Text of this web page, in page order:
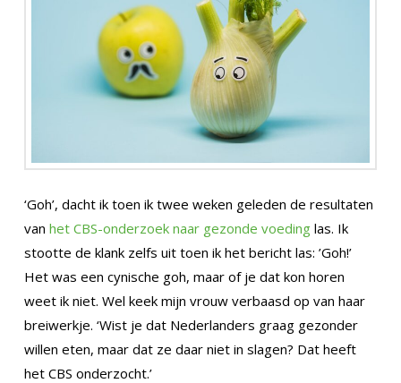
‘Goh’, dacht ik toen ik twee weken geleden de resultaten
van het CBS-onderzoek naar gezonde voedinglas. Ik
stootte de klank zelfs uit toen ik het bericht las: ’Goh!’
Het was een cynische goh, maar of je dat kon horen
weet ik niet. Wel keek mijn vrouw verbaasd op van haar
breiwerkje. ‘Wist je dat Nederlanders graag gezonder
willen eten, maar dat ze daar niet in slagen? Dat heeft
het CBS onderzocht.’